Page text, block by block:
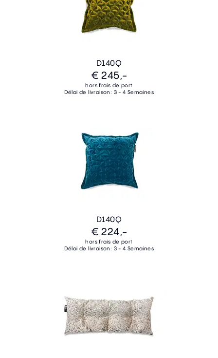
D140Q
€ 245,-
hors frais de port
Délai de livraison: 3 - 4 Semaines
D140Q
€ 224,-
hors frais de port
Délai de livraison: 3 - 4 Semaines